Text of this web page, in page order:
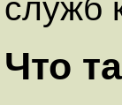
служб
Что